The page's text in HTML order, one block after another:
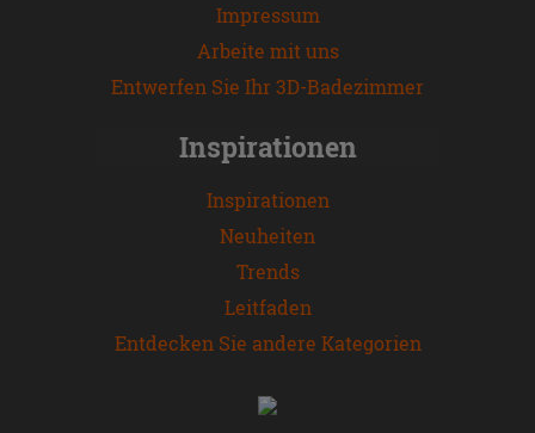
Impressum
Arbeite mit uns
Entwerfen Sie Ihr 3D-Badezimmer
Inspirationen
Inspirationen
Neuheiten
Trends
Leitfaden
Entdecken Sie andere Kategorien